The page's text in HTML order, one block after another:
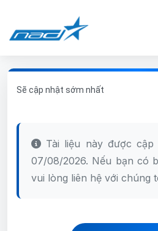
Sẽ cập nhật sớm nhất
Tài liệu này được
07/08/2026. Nếu bạn có
vui lòng liên hệ với chúng